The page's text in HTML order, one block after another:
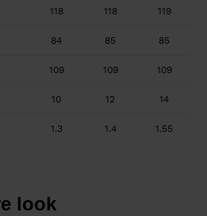
118 118 119
84 85 85
109 109 109
10 12 14
1.3 1.4 1.55
look